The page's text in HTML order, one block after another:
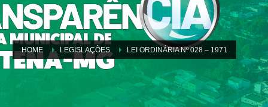
HOME LEGISLAÇÕES LEI ORDINÁRIA Nº 028 – 1971